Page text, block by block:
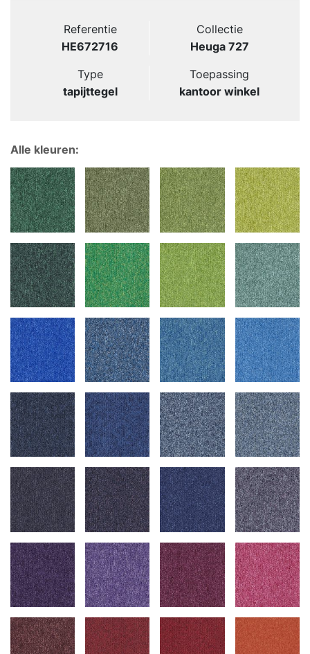
Referentie
HE672716
Collectie
Heuga 727
Type
tapijttegel
Toepassing
kantoor winkel
Alle kleuren: